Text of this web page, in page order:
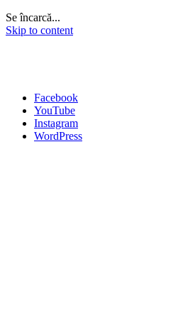
Se încarcă...
Skip to content
Facebook
YouTube
Instagram
WordPress